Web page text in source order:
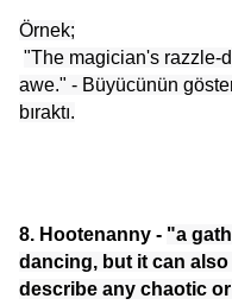
Örnek;
"The magician's razzle-
awe." - Büyücünün
bıraktı.
8. Hootenanny - "a
dancing, but it can
describe any chaotic